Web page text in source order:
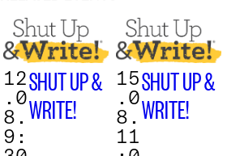
SHUT UP &
WRITE!
12
.0
8.
9:
SHUT UP &
WRITE!
15
.0
8.
11